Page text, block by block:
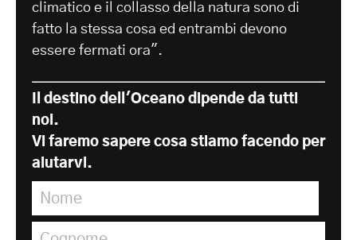
climatico e il collasso della natura sono di
fatto la stessa cosa ed entrambi devono
essere fermati ora".
Il destino dell'Oceano dipende da tutti
noi.
Vi faremo sapere cosa stiamo facendo per
aiutarvi.
Nome
Cognome